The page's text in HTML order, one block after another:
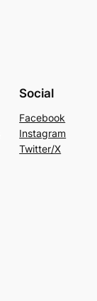
Social
Facebook
Instagram
Twitter/X